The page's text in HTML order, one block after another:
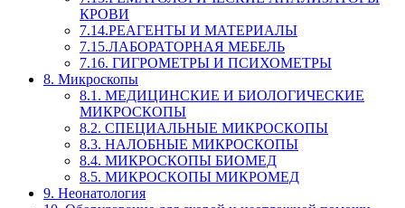
КРОВИ
7.14.РЕАГЕНТЫ И МАТЕРИАЛЫ
7.15.ЛАБОРАТОРНАЯ МЕБЕЛЬ
7.16. ГИГРОМЕТРЫ И ПСИХОМЕТРЫ
8. Микроскопы
8.1. МЕДИЦИНСКИЕ И БИОЛОГИЧЕСКИЕ
МИКРОСКОПЫ
8.2. СПЕЦИАЛЬНЫЕ МИКРОСКОПЫ
8.3. НАЛОБНЫЕ МИКРОСКОПЫ
8.4. МИКРОСКОПЫ БИОМЕД
8.5. МИКРОСКОПЫ МИКРОМЕД
9. Неонатология